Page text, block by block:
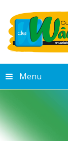
Menu